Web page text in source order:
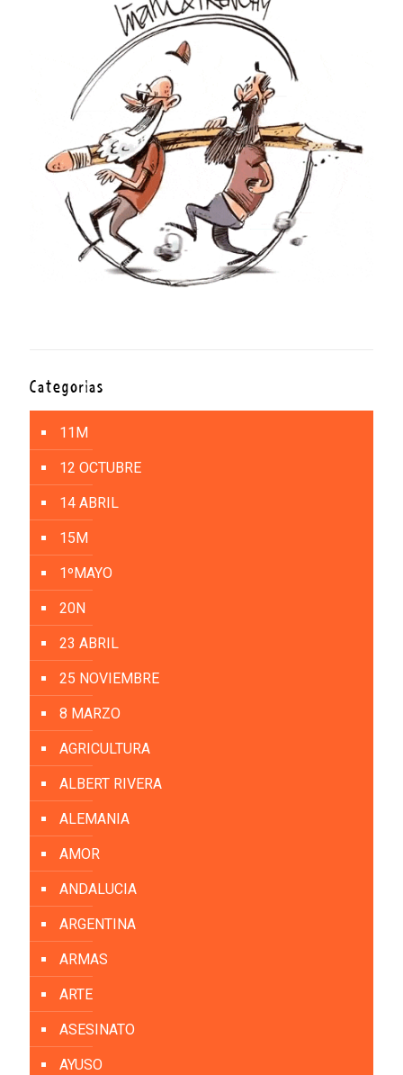
Categorías
11M
12 OCTUBRE
14 ABRIL
15M
1ºMAYO
20N
23 ABRIL
25 NOVIEMBRE
8 MARZO
AGRICULTURA
ALBERT RIVERA
ALEMANIA
AMOR
ANDALUCIA
ARGENTINA
ARMAS
ARTE
ASESINATO
AYUSO